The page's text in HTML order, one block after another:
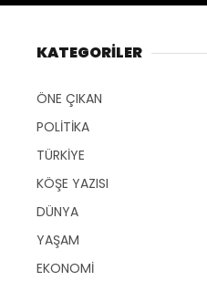
KATEGORİLER
ÖNE ÇIKAN
POLİTİKA
TÜRKİYE
KÖŞE YAZISI
DÜNYA
YAŞAM
EKONOMİ